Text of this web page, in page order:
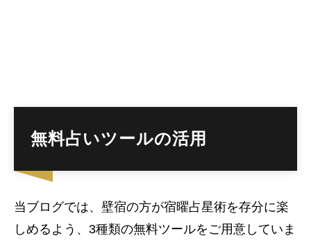
無料占いツールの活用
当ブログでは、壁宿の方が宿曜占星術を存分に楽
しめるよう、3種類の無料ツールをご用意していま